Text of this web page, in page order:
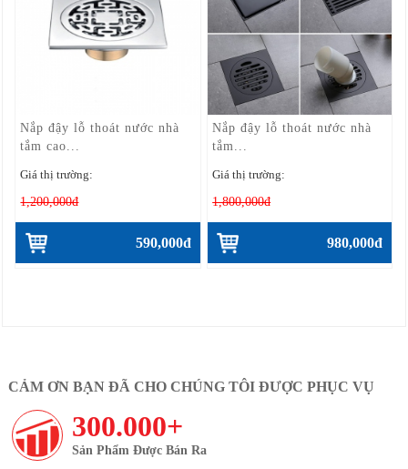
Nắp đậy lỗ thoát nước nhà
tắm cao...
Giá thị trường:
1,200,000đ
590,000đ
Nắp đậy lỗ thoát nước nhà
tắm...
Giá thị trường:
1,800,000đ
980,000đ
CẢM ƠN BẠN ĐÃ CHO CHÚNG TÔI ĐƯỢC PHỤC VỤ
300.000+
Sản Phẩm Được Bán Ra